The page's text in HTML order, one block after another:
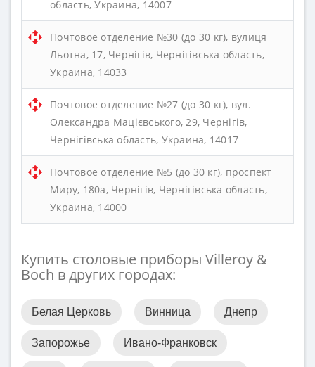
область, Украина, 14007
Почтовое отделение №30 (до 30 кг), вулиця
Льотна, 17, Чернігів, Чернігівська область,
Украина, 14033
Почтовое отделение №27 (до 30 кг), вул.
Олександра Мацієвського, 29, Чернігів,
Чернігівська область, Украина, 14017
Почтовое отделение №5 (до 30 кг), проспект
Миру, 180а, Чернігів, Чернігівська область,
Украина, 14000
Купить столовые приборы Villeroy &
Boch в других городах:
Белая Церковь Винница Днепр
Запорожье Ивано-Франковск